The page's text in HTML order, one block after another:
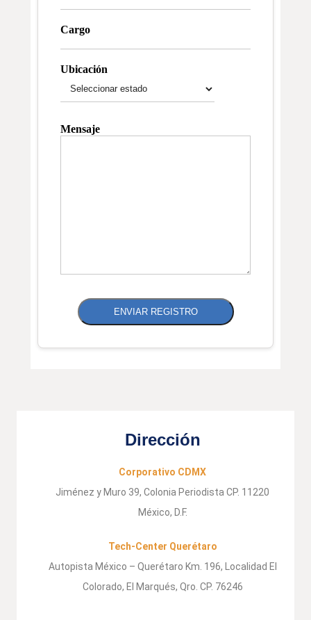
Cargo
Ubicación
Mensaje
ENVIAR REGISTRO
Dirección
Corporativo CDMX
Jiménez y Muro 39, Colonia Periodista CP. 11220
México, D.F.
Tech-Center Querétaro
Autopista México – Querétaro Km. 196, Localidad El
Colorado, El Marqués, Qro. CP. 76246